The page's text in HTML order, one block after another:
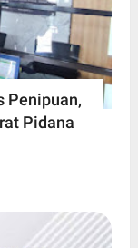
Penipuan,
Pidana